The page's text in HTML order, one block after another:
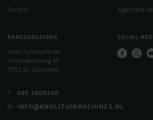
Contact
Algemene
ADRESGEGEVENS
Knoll Tuinmachines
Achthoevenweg 40
7951 SK Staphorst
T
085 1609330
M
INFO@KNOLLTUINMACHINES.NL
SOCIAL